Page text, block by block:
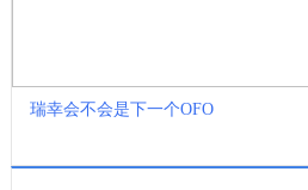
瑞幸会不会是下一个OFO